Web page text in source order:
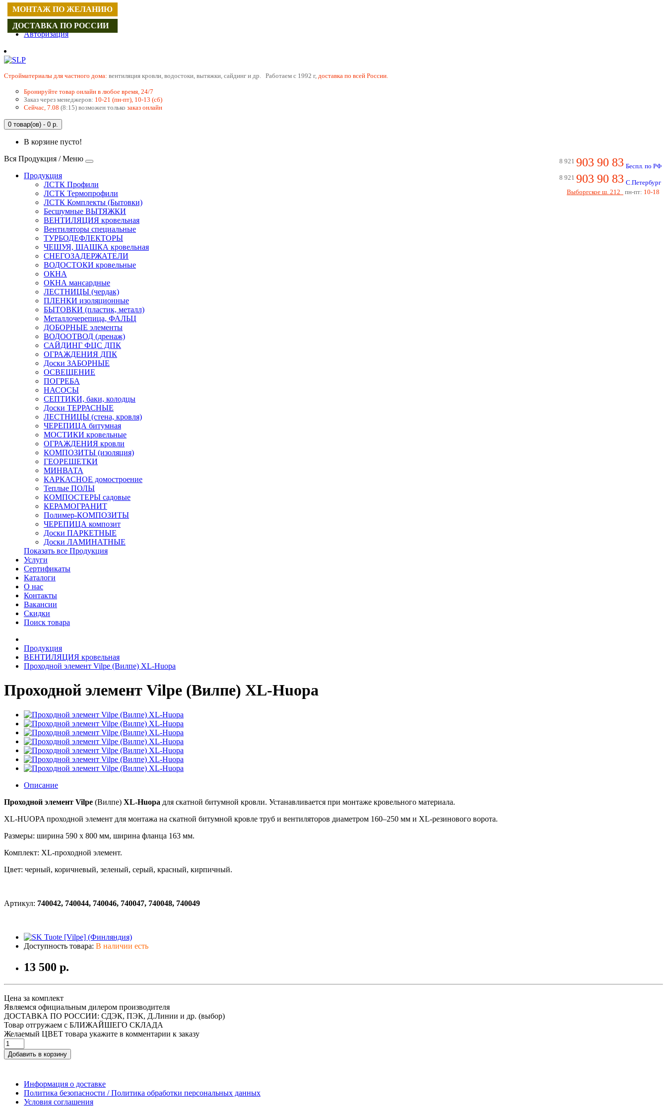
Регистрация
Авторизация
Cтройматериалы для частного дома: вентиляция кровли, водостоки, вытяжки, сайдинг и др. Работаем с 1992 г, доставка по всей России.
Бронируйте товар онлайн в любое время, 24/7
Заказ через менеджеров: 10-21 (пн-пт), 10-13 (сб)
Сейчас, 7.08 (8:15) возможен только заказ онлайн
0 товар(ов) - 0 р.
В корзине пусто!
8 921 903 90 83 Беспл. по РФ
8 921 903 90 83 С.Петербург
Выборгское ш. 212
пн-пт: 10-18
Вся Продукция / Меню
Продукция
ЛСТК Профили
ЛСТК Термопрофили
ЛСТК Комплекты (Бытовки)
Бесшумные ВЫТЯЖКИ
ВЕНТИЛЯЦИЯ кровельная
Вентиляторы специальные
ТУРБОДЕФЛЕКТОРЫ
ЧЕШУЯ, ШАШКА кровельная
СНЕГОЗАДЕРЖАТЕЛИ
ВОДОСТОКИ кровельные
ОКНА
ОКНА мансардные
ЛЕСТНИЦЫ (чердак)
ПЛЕНКИ изоляционные
БЫТОВКИ (пластик, металл)
Металлочерепица, ФАЛЬЦ
ДОБОРНЫЕ элементы
ВОДООТВОД (дренаж)
САЙДИНГ ФЦС ДПК
ОГРАЖДЕНИЯ ДПК
Доски ЗАБОРНЫЕ
ОСВЕЩЕНИЕ
ПОГРЕБА
НАСОСЫ
СЕПТИКИ, баки, колодцы
Доски ТЕРРАСНЫЕ
ЛЕСТНИЦЫ (стена, кровля)
ЧЕРЕПИЦА битумная
МОСТИКИ кровельные
ОГРАЖДЕНИЯ кровли
КОМПОЗИТЫ (изоляция)
ГЕОРЕШЕТКИ
МИНВАТА
КАРКАСНОЕ домостроение
Теплые ПОЛЫ
КОМПОСТЕРЫ садовые
КЕРАМОГРАНИТ
Полимер-КОМПОЗИТЫ
ЧЕРЕПИЦА композит
Доски ПАРКЕТНЫЕ
Доски ЛАМИНАТНЫЕ
Показать все Продукция
Услуги
Сертификаты
Каталоги
О нас
Контакты
Вакансии
Скидки
Поиск товара
Продукция
ВЕНТИЛЯЦИЯ кровельная
Проходной элемент Vilpe (Вилпе) XL-Huopa
Проходной элемент Vilpe (Вилпе) XL-Huopa
МОНТАЖ ПО ЖЕЛАНИЮ
ДОСТАВКА ПО РОССИИ
Описание
Проходной элемент Vilpe (Вилпе) XL-Huopa для скатной битумной кровли. Устанавливается при монтаже кровельного материала.
XL-HUOPA проходной элемент для монтажа на скатной битумной кровле труб и вентиляторов диаметром 160–250 мм и XL-резинового ворота.
Размеры: ширина 590 x 800 мм, ширина фланца 163 мм.
Комплект: XL-проходной элемент.
Цвет: черный, коричневый, зеленый, серый, красный, кирпичный.
Артикул: 740042, 740044, 740046, 740047, 740048, 740049
Доступность товара: В наличии есть
13 500 р.
Цена за комплект
Являемся официальным дилером производителя
ДОСТАВКА ПО РОССИИ: СДЭК, ПЭК, Д.Линии и др. (выбор)
Товар отгружаем с БЛИЖАЙШЕГО СКЛАДА
Желаемый ЦВЕТ товара укажите в комментарии к заказу
Добавить в корзину
Информация о доставке
Политика безопасности / Политика обработки персональных данных
Условия соглашения